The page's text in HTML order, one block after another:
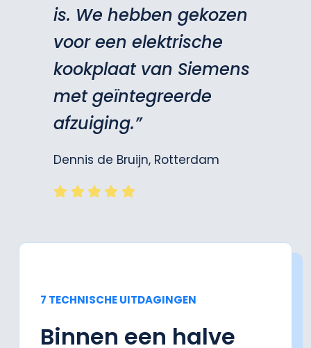
is. We hebben gekozen
voor een elektrische
kookplaat van Siemens
met geïntegreerde
afzuiging.”
Dennis de Bruijn, Rotterdam
7 TECHNISCHE UITDAGINGEN
Binnen een halve